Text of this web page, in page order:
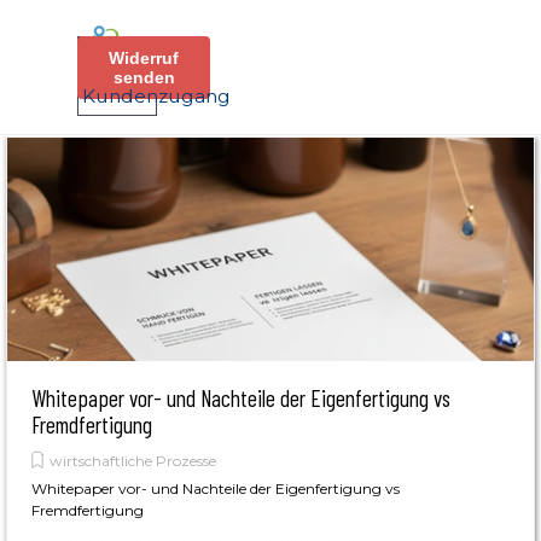
Widerruf
senden
Kundenzugang
Menü überspringen
Whitepaper vor- und Nachteile der Eigenfertigung vs
Fremdfertigung
wirtschaftliche Prozesse
Whitepaper vor- und Nachteile der Eigenfertigung vs
Fremdfertigung